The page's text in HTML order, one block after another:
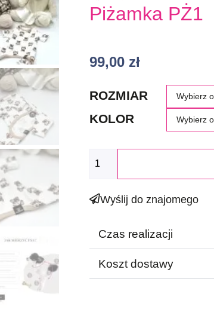
Piżamka PŻ1
99,00 zł
ROZMIAR
KOLOR
Wyślij do znajomego
Czas realizacji
Koszt dostawy